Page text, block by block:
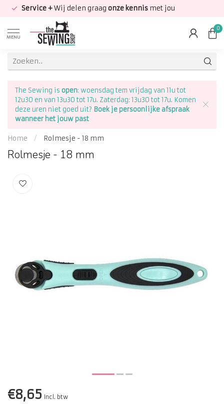
Service +Wij delen graag onze kennis met jou
MENU
0
The Sewing is open: woensdag tem vrijdag van 11u tot
12u30 en van 13u30 tot 17u. Zaterdag: 13u30 tot 17u. Komen
deze uren niet goed uit? Boek je persoonlijke afspraak
wanneer het jouw past
Home / Rolmesje - 18 mm
Rolmesje - 18 mm
€8,65 Incl. btw